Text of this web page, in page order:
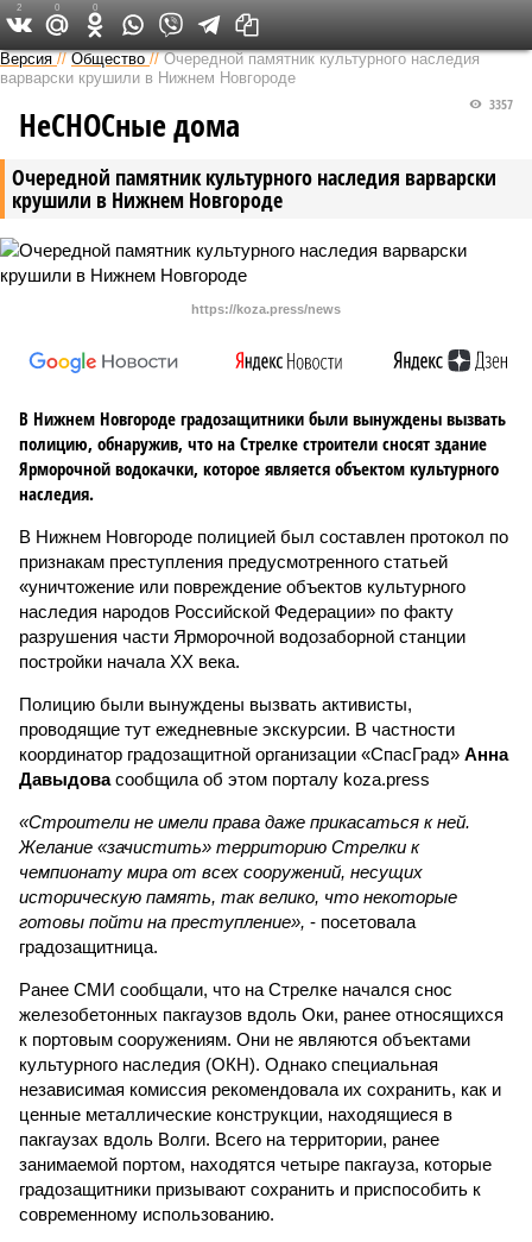
Версия в Кирове
Версия //Общество //Очередной памятник культурного наследия
варварски крушили в Нижнем Новгороде
Очередной памятник культурного наследия варварски
крушили в Нижнем Новгороде
3357
НеСНОСные дома
https://koza.press/news
В Нижнем Новгороде градозащитники были вынуждены вызвать
полицию, обнаружив, что на Стрелке строители сносят здание
Ярморочной водокачки, которое является объектом культурного
наследия.
В Нижнем Новгороде полицией был составлен протокол по
признакам преступления предусмотренного статьей
«уничтожение или повреждение объектов культурного
наследия народов Российской Федерации» по факту
разрушения части Ярморочной водозаборной станции
постройки начала XX века.
Полицию были вынуждены вызвать активисты,
проводящие тут ежедневные экскурсии. В частности
координатор градозащитной организации «СпасГрад» Анна
Давыдовасообщила об этом порталу koza.press
«Строители не имели права даже прикасаться к ней.
Желание «зачистить» территорию Стрелки к
чемпионату мира от всех сооружений, несущих
историческую память, так велико, что некоторые
готовы пойти на преступление», - посетовала
градозащитница.
Ранее СМИ сообщали, что на Стрелке начался снос
железобетонных пакгаузов вдоль Оки, ранее относящихся
к портовым сооружениям. Они не являются объектами
культурного наследия (ОКН). Однако специальная
независимая комиссия рекомендовала их сохранить, как и
ценные металлические конструкции, находящиеся в
пакгаузах вдоль Волги. Всего на территории, ранее
занимаемой портом, находятся четыре пакгауза, которые
градозащитники призывают сохранить и приспособить к
современному использованию.
2 0 0